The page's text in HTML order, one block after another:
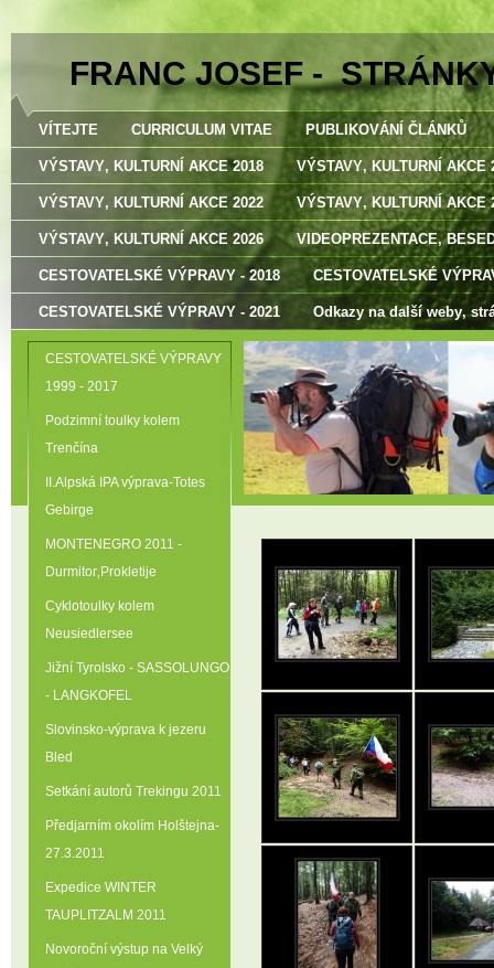
FRANC JOSEF -
VÍTEJTE CURRICULUM VITAE PUBLIKOVÁNÍ ČLÁNKŮ
VÝSTAVY‚ KULTURNÍ AKCE 2018 VÝSTAVY‚ KULTURNÍ AKCE
VÝSTAVY‚ KULTURNÍ AKCE 2022 VÝSTAVY‚ KULTURNÍ AKCE
VÝSTAVY‚ KULTURNÍ AKCE 2026 VIDEOPREZENTACE‚
CESTOVATELSKÉ VÝPRAVY - 2018 CESTOVATELSKÉ
CESTOVATELSKÉ VÝPRAVY - 2021 Odkazy na další weby‚
CESTOVATELSKÉ VÝPRAVY
1999 - 2017
Podzimní toulky kolem
Trenčína
II.Alpská IPA výprava-Totes
Gebirge
MONTENEGRO 2011 -
Durmitor‚Prokletije
Cyklotoulky kolem
Neusiedlersee
Jižní Tyrolsko - SASSOLUNGO
- LANGKOFEL
Slovinsko-výprava k jezeru
Bled
Setkání autorů Trekingu 2011
Předjarním okolím Holštejna-
27.3.2011
Expedice WINTER
TAUPLITZALM 2011
Novoroční výstup na Velký